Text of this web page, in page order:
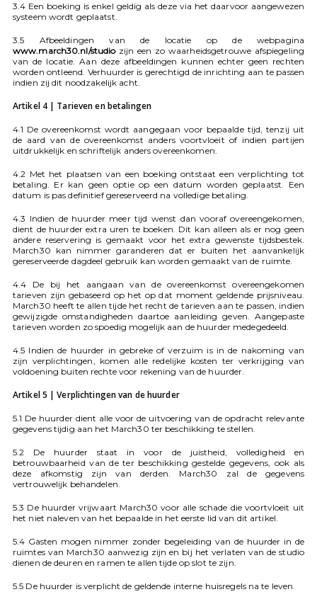
3.4 Een boeking is enkel geldig als deze via het daarvoor aangewezen
systeem wordt geplaatst.
3.5 Afbeeldingen van de locatie op de webpagina
www.march30.nl/studiozijn een zo waarheidsgetrouwe afspiegeling
van de locatie. Aan deze afbeeldingen kunnen echter geen rechten
worden ontleend. Verhuurder is gerechtigd de inrichting aan te passen
indien zij dit noodzakelijk acht.
Artikel 4 | Tarieven en betalingen
4.1 De overeenkomst wordt aangegaan voor bepaalde tijd, tenzij uit
de aard van de overeenkomst anders voortvloeit of indien partijen
uitdrukkelijk en schriftelijk anders overeenkomen.
4.2 Met het plaatsen van een boeking ontstaat een verplichting tot
betaling. Er kan geen optie op een datum worden geplaatst. Een
datum is pas definitief gereserveerd na volledige betaling.
4.3 Indien de huurder meer tijd wenst dan vooraf overeengekomen,
dient de huurder extra uren te boeken. Dit kan alleen als er nog geen
andere reservering is gemaakt voor het extra gewenste tijdsbestek.
March30 kan nimmer garanderen dat er buiten het aanvankelijk
gereserveerde dagdeel gebruik kan worden gemaakt van de ruimte.
4.4 De bij het aangaan van de overeenkomst overeengekomen
tarieven zijn gebaseerd op het op dat moment geldende prijsniveau.
March30 heeft te allen tijde het recht de tarieven aan te passen, indien
gewijzigde omstandigheden daartoe aanleiding geven. Aangepaste
tarieven worden zo spoedig mogelijk aan de huurder medegedeeld.
4.5 Indien de huurder in gebreke of verzuim is in de nakoming van
zijn verplichtingen, komen alle redelijke kosten ter verkrijging van
voldoening buiten rechte voor rekening van de huurder.
Artikel 5 | Verplichtingen van de huurder
5.1 De huurder dient alle voor de uitvoering van de opdracht relevante
gegevens tijdig aan het March30 ter beschikking te stellen.
5.2 De huurder staat in voor de juistheid, volledigheid en
betrouwbaarheid van de ter beschikking gestelde gegevens, ook als
deze afkomstig zijn van derden. March30 zal de gegevens
vertrouwelijk behandelen.
5.3 De huurder vrijwaart March30 voor alle schade die voortvloeit uit
het niet naleven van het bepaalde in het eerste lid van dit artikel.
5.4 Gasten mogen nimmer zonder begeleiding van de huurder in de
ruimtes van March30 aanwezig zijn en bij het verlaten van de studio
dienen de deuren en ramen te allen tijde op slot te zijn.
5.5 De huurder is verplicht de geldende interne huisregels na te leven.